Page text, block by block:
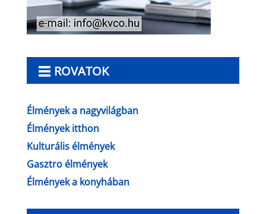
ROVATOK
Élmények a nagyvilágban
Élmények itthon
Kulturális élmények
Gasztro élmények
Élmények a konyhában